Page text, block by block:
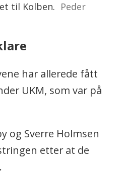
til Kolben. Peder
har allerede fått
UKM, som var på
og Sverre Holmsen
etter at de